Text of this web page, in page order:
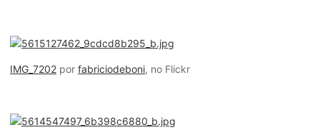
IMG_7202 por fabriciodeboni, no Flickr